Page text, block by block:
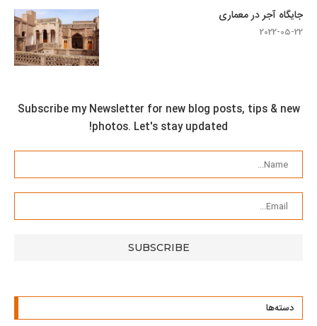
جایگاه آجر در معماری
2022-05-22
Subscribe my Newsletter for new blog posts, tips & new
photos. Let's stay updated!
دسته‌ها